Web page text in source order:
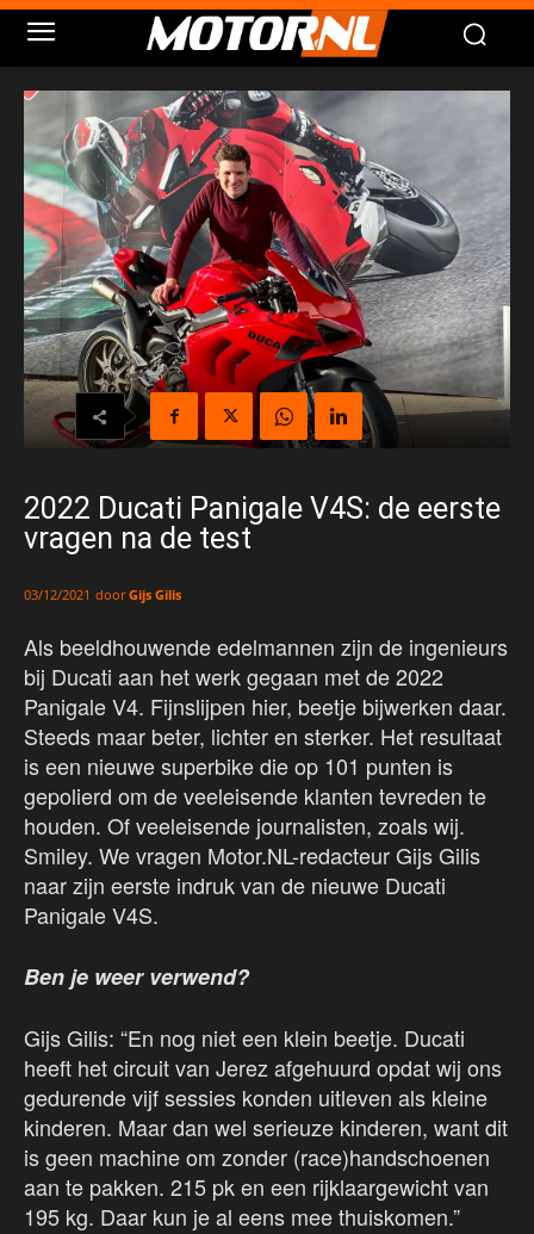
2022 Ducati Panigale V4S: de eerste
vragen na de test
03/12/2021 door Gijs Gilis
Als beeldhouwende edelmannen zijn de ingenieurs
bij Ducati aan het werk gegaan met de 2022
Panigale V4. Fijnslijpen hier, beetje bijwerken daar.
Steeds maar beter, lichter en sterker. Het resultaat
is een nieuwe superbike die op 101 punten is
gepolierd om de veeleisende klanten tevreden te
houden. Of veeleisende journalisten, zoals wij.
Smiley. We vragen Motor.NL-redacteur Gijs Gilis
naar zijn eerste indruk van de nieuwe Ducati
Panigale V4S.
Ben je weer verwend?
Gijs Gilis: “En nog niet een klein beetje. Ducati
heeft het circuit van Jerez afgehuurd opdat wij ons
gedurende vijf sessies konden uitleven als kleine
kinderen. Maar dan wel serieuze kinderen, want dit
is geen machine om zonder (race)handschoenen
aan te pakken. 215 pk en een rijklaargewicht van
195 kg. Daar kun je al eens mee thuiskomen.”